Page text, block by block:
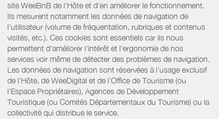
site WeeBnB de l’Hôte et d'en améliorer le fonctionnement.
Ils mesurent notamment les données de navigation de
l’utilisateur (volume de fréquentation, rubriques et contenus
visités, etc.). Ces cookies sont essentiels car ils nous
permettent d'améliorer l'intérêt et l'ergonomie de nos
services voir même de détecter des problèmes de navigation.
Les données de navigation sont réservées à l’usage exclusif
de l’Hôte, de WeeDigital et de l’Office de Tourisme (ou
l'Espace Propriétaires), Agences de Développement
Touristique (ou Comités Départementaux du Tourisme) ou la
collectivité qui distribue le service.